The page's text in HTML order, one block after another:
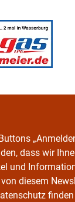
dass wir
und
diesem